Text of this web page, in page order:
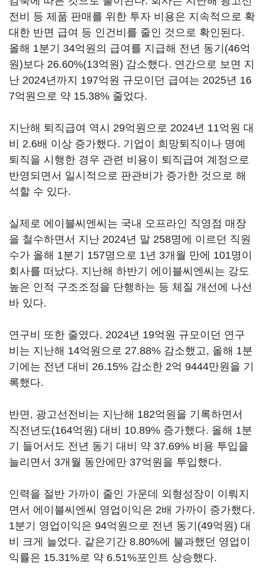
전비 등 제품 판매를 위한 투자 비용은 지속적으로 확
대한 반면 급여 등 인건비를 줄인 것으로 확인된다.
올해 1분기 34억원의 급여를 지급해 전년 동기(46억
원)보다 26.60%(13억원) 감소했다. 연간으로 보면 지
난 2024년까지 197억원 규모이던 급여는 2025년 16
7억원으로 약 15.38% 줄었다.
지난해 퇴직급여 역시 29억원으로 2024년 11억원 대
비 2.6배 이상 증가했다. 기업이 희망퇴직이나 명예
퇴직을 시행한 경우 관련 비용이 퇴직급여 계정으로
반영되면서 일시적으로 판관비가 증가한 것으로 해
석할 수 있다.
실제로 에이블씨엔씨는 국내 오프라인 직영점 매장
을 철수하면서 지난 2024년 말 258명에 이르던 직원
수가 올해 1분기 157명으로 1년 3개월 만에 101명이
회사를 떠났다. 지난해 하반기 에이블씨엔씨는 강도
높은 인적 구조조정을 단행하는 등 체질 개선에 나선
바 있다.
연구비 또한 줄였다. 2024년 19억원 규모이던 연구
비는 지난해 14억원으로 27.88% 감소했고, 올해 1분
기에는 전년 대비 26.15% 감소한 2억 9444만원을 기
록했다.
반면, 광고선전비는 지난해 182억원을 기록하면서
직전년도(164억원) 대비 10.89% 증가했다. 올해 1분
기 들어서도 전년 동기 대비 약 37.69% 비용 투입을
늘리면서 3개월 동안에만 37억원을 투입했다.
인력을 절반 가까이 줄인 가운데 외형성장이 이뤄지
면서 에이블씨엔씨 영업이익은 2배 가까이 증가했다.
1분기 영업이익은 94억원으로 전년 동기(49억원) 대
비 크게 늘었다. 같은기간 8.80%에 불과했던 영업이
익률은 15.31%로 약 6.51%포인트 상승했다.